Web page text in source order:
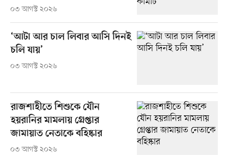
০৩ আগস্ট ২০২৬
‘আটা আর চাল লিবার আসি দিনই
চলি যায়’
০৩ আগস্ট ২০২৬
রাজশাহীতে শিশুকে যৌন
হয়রানির মামলায় গ্রেপ্তার
জামায়াত নেতাকে বহিষ্কার
০৩ আগস্ট ২০২৬